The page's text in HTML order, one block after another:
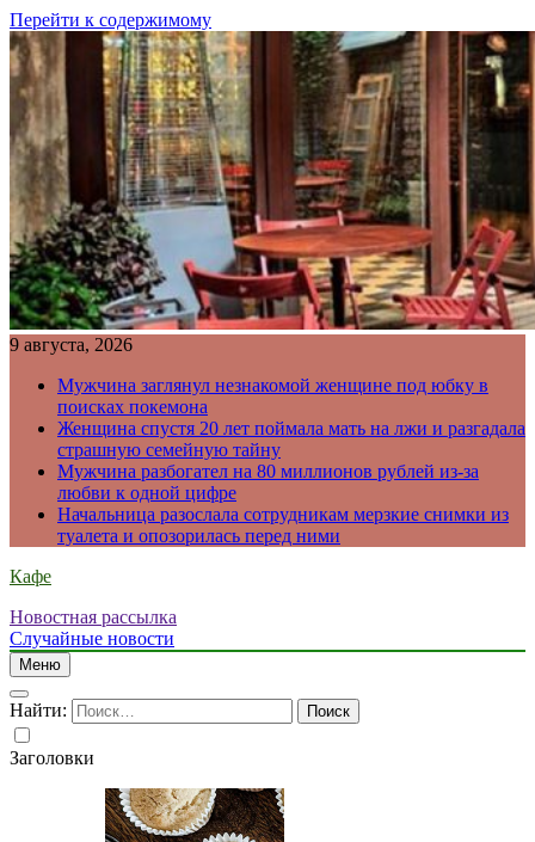
Перейти к содержимому
9 августа, 2026
Мужчина заглянул незнакомой женщине под юбку в
поисках покемона
Женщина спустя 20 лет поймала мать на лжи и разгадала
страшную семейную тайну
Мужчина разбогател на 80 миллионов рублей из-за
любви к одной цифре
Начальница разослала сотрудникам мерзкие снимки из
туалета и опозорилась перед ними
Кафе
Новостная рассылка
Случайные новости
Меню
Найти:
Заголовки